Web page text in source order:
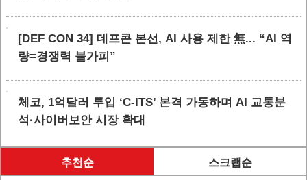
[DEF CON 34] 데프콘 본선, AI 사용 제한 無... “AI 역
량=경쟁력 불가피”
체코, 1억달러 투입 ‘C-ITS’ 본격 가동하며 AI 교통분
석·사이버보안 시장 확대
추천순 스크랩순